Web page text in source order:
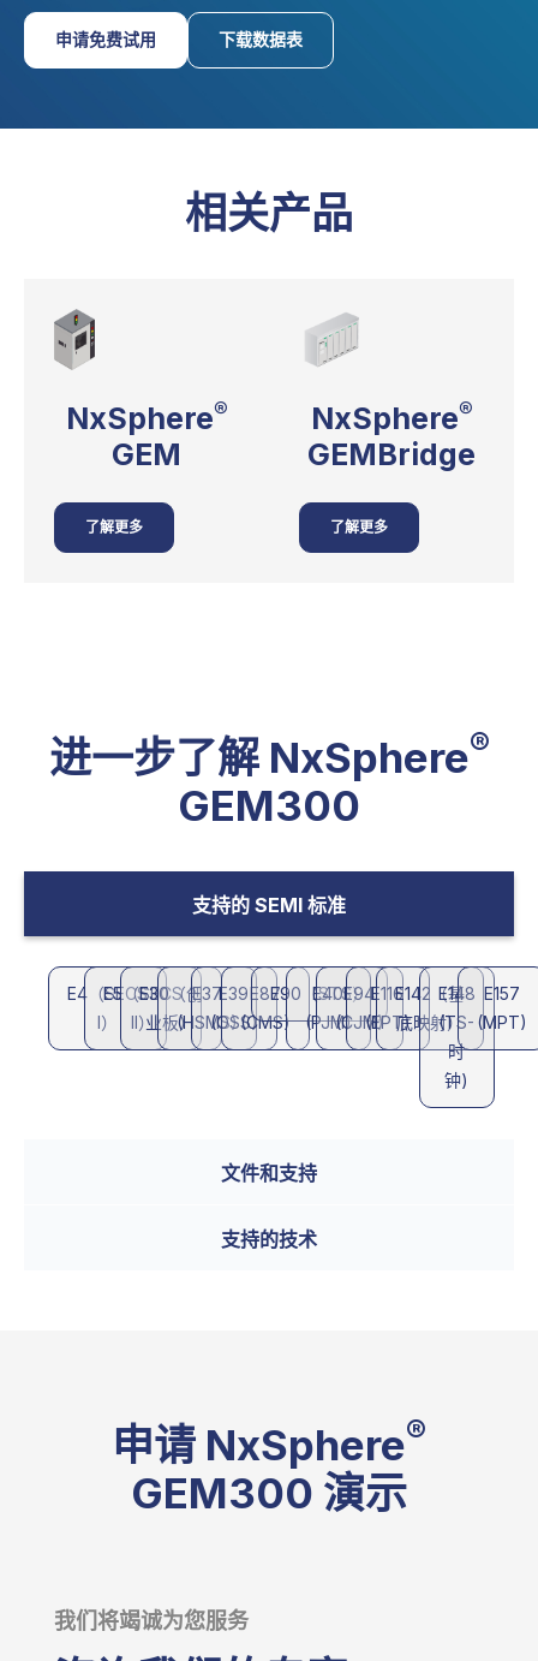
申请免费试用 下载数据表
相关产品
NxSphere®
GEM
了解更多
NxSphere®
GEMBridge
了解更多
进一步了解 NxSphere®
GEM300
支持的 SEMI 标准
文件和支持
支持的技术
E4（SECS
I）
E5（SECS
II）
E30（创
业板）
E37
(HSMS)
E39
(OSS)
E87
(CMS)
E90（STS）
E40
(PJM)
E94
(CJM)
E116
(EPT)
E142（基
底映射）
E148
(TS-
时
钟)
E157
(MPT)
申请 NxSphere®
GEM300 演示
我们将竭诚为您服务